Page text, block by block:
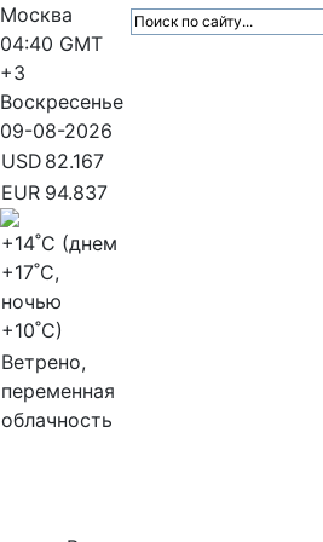
Москва
04:40 GMT
+3
Воскресенье
09-08-2026
USD 82.167
EUR 94.837
+14˚C (днем
+17˚C,
ночью
+10˚C)
Ветрено,
переменная
облачность